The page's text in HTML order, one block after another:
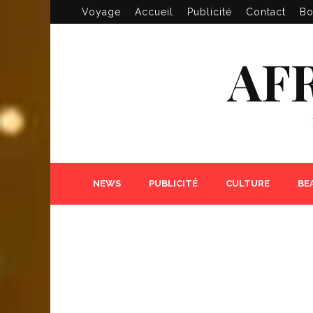
Voyage Accueil Publicité Contact
NEWS PUBLICITÉ CULTURE